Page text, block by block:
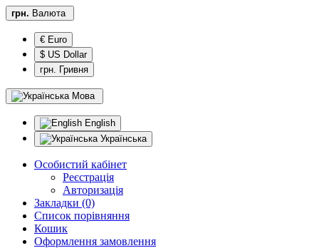
грн. Валюта
€ Euro
$ US Dollar
грн. Гривня
Мова
English
Українська
Особистий кабінет
Реєстрація
Авторизація
Закладки (0)
Список порівняння
Кошик
Оформлення замовлення